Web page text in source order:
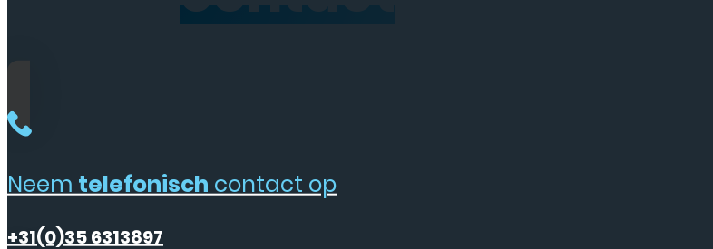
Neem telefonisch contact op
+31(0)35 6313897